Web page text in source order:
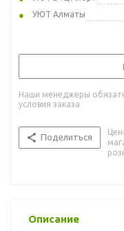
УЮТ Алматы
Наши менеджеры
условия заказа
Поделиться
Описание